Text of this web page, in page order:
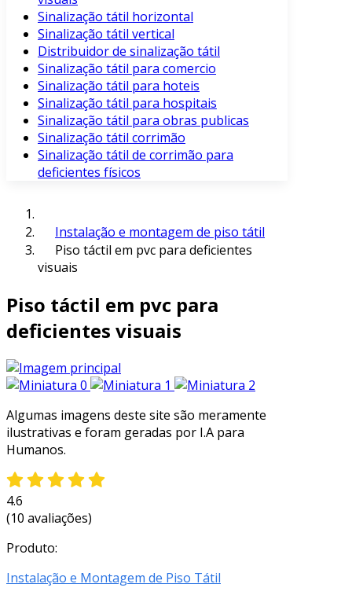
Sinalização tátil horizontal
Sinalização tátil vertical
Distribuidor de sinalização tátil
Sinalização tátil para comercio
Sinalização tátil para hoteis
Sinalização tátil para hospitais
Sinalização tátil para obras publicas
Sinalização tátil corrimão
Sinalização tátil de corrimão para
deficientes físicos
Instalação e montagem de piso tátil
Piso táctil em pvc para deficientes
visuais
Piso táctil em pvc para
deficientes visuais
Algumas imagens deste site são meramente
ilustrativas e foram geradas por I.A para
Humanos.
4.6
(10 avaliações)
Produto:
Instalação e Montagem de Piso Tátil